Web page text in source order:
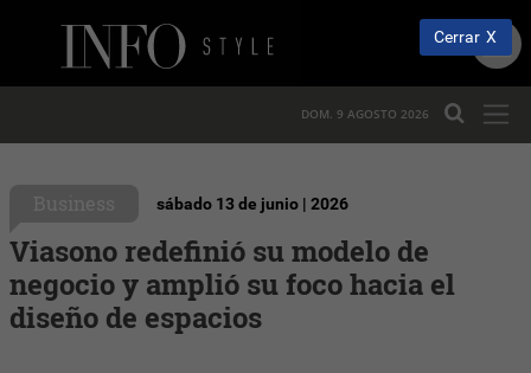
DOM. 9 AGOSTO 2026
sábado 13 de junio | 2026
Viasono redefinió su modelo de
negocio y amplió su foco hacia el
diseño de espacios
Cerrar